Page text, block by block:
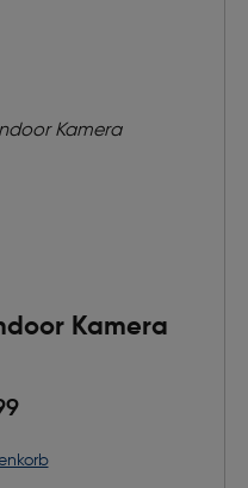
Kamera